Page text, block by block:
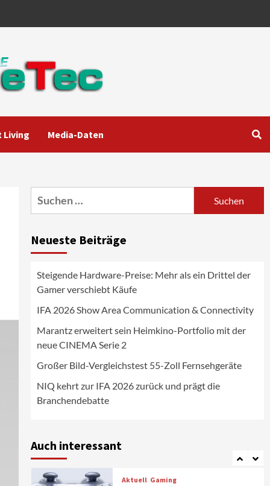
Living Media-Daten
Suchen
nach:
Neueste Beiträge
Steigende Hardware-Preise: Mehr als ein Drittel der
Gamer verschiebt Käufe
IFA 2026 Show Area Communication & Connectivity
Marantz erweitert sein Heimkino-Portfolio mit der
neue CINEMA Serie 2
Großer Bild-Vergleichstest 55-Zoll Fernsehgeräte
NIQ kehrt zur IFA 2026 zurück und prägt die
Branchendebatte
Auch interessant
Marantz erweitert sein
4
News aus dem Internet
55-Zoll Fernsehgeräte
5
Wirtschaft
NIQ kehrt zur IFA 2026 zurück
Branchendebatte
6
Aktuell
in strategisch wichtigen
Märkten aus
7
Ventilatoren
Aktuell Gaming